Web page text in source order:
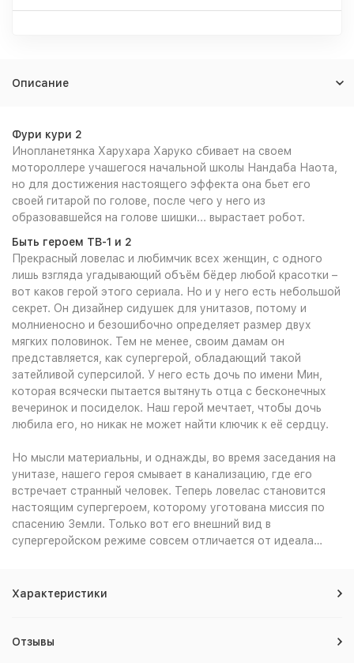
Описание
Фури кури 2
Инопланетянка Харухара Харуко сбивает на своем
мотороллере учашегося начальной школы Нандаба Наота,
но для достижения настоящего эффекта она бьет его
своей гитарой по голове, после чего у него из
образовавшейся на голове шишки... вырастает робот.
Быть героем ТВ-1 и 2
Прекрасный ловелас и любимчик всех женщин, с одного
лишь взгляда угадывающий объём бёдер любой красотки –
вот каков герой этого сериала. Но и у него есть небольшой
секрет. Он дизайнер сидушек для унитазов, потому и
молниеносно и безошибочно определяет размер двух
мягких половинок. Тем не менее, своим дамам он
представляется, как супергерой, обладающий такой
затейливой суперсилой. У него есть дочь по имени Мин,
которая всячески пытается вытянуть отца с бесконечных
вечеринок и посиделок. Наш герой мечтает, чтобы дочь
любила его, но никак не может найти ключик к её сердцу.
Но мысли материальны, и однажды, во время заседания на
унитазе, нашего героя смывает в канализацию, где его
встречает странный человек. Теперь ловелас становится
настоящим супергероем, которому уготована миссия по
спасению Земли. Только вот его внешний вид в
супергеройском режиме совсем отличается от идеала…
Характеристики
Отзывы